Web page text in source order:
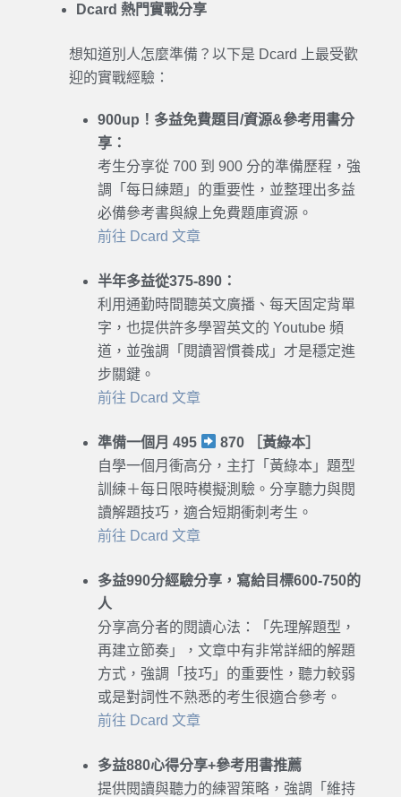
Dcard 熱門實戰分享
想知道別人怎麼準備？以下是 Dcard 上最受歡
迎的實戰經驗：
900up！多益免費題目/資源&參考用書分
享：
考生分享從 700 到 900 分的準備歷程，強
調「每日練題」的重要性，並整理出多益
必備參考書與線上免費題庫資源。
前往 Dcard 文章
半年多益從375-890：
利用通勤時間聽英文廣播、每天固定背單
字，也提供許多學習英文的 Youtube 頻
道，並強調「閱讀習慣養成」才是穩定進
步關鍵。
前往 Dcard 文章
準備一個月 495
870 ［黃綠本］
自學一個月衝高分，主打「黃綠本」題型
訓練＋每日限時模擬測驗。分享聽力與閱
讀解題技巧，適合短期衝刺考生。
前往 Dcard 文章
多益990分經驗分享，寫給目標600-750的
人
分享高分者的閱讀心法：「先理解題型，
再建立節奏」，文章中有非常詳細的解題
方式，強調「技巧」的重要性，聽力較弱
或是對詞性不熟悉的考生很適合參考。
前往 Dcard 文章
多益880心得分享+參考用書推薦
提供閱讀與聽力的練習策略，強調「維持